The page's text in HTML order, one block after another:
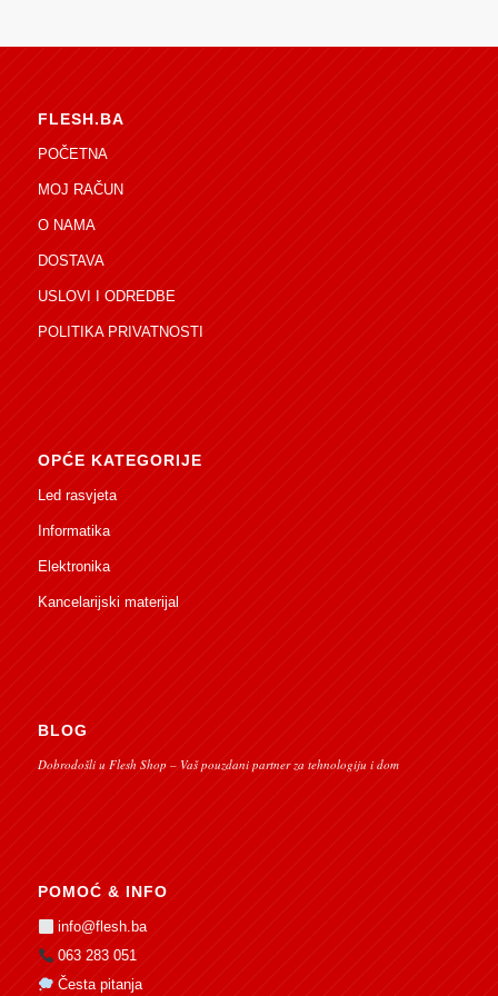
FLESH.BA
POČETNA
MOJ RAČUN
O NAMA
DOSTAVA
USLOVI I ODREDBE
POLITIKA PRIVATNOSTI
OPĆE KATEGORIJE
Led rasvjeta
Informatika
Elektronika
Kancelarijski materijal
BLOG
Dobrodošli u Flesh Shop – Vaš pouzdani partner za tehnologiju i dom
POMOĆ & INFO
info@flesh.ba
063 283 051
Česta pitanja